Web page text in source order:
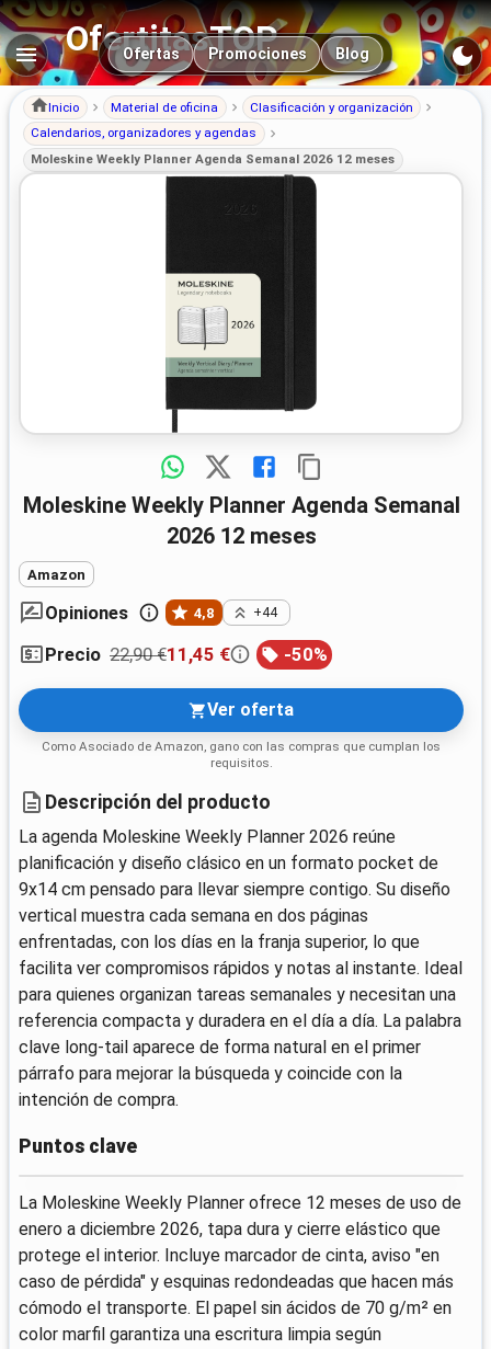
OfertitasTOP
Navegación principal
Ofertas Promociones Blog
Inicio Material de oficina
Clasificación y organización
Calendarios, organizadores y agendas
Moleskine Weekly Planner Agenda Semanal 2026 12 meses
Moleskine Weekly Planner Agenda Semanal
2026 12 meses
Amazon
Opiniones 4,8 +44
Precio 22,90 €11,45 € -50%
Ver oferta
Como Asociado de Amazon, gano con las compras que cumplan los
requisitos.
Descripción del producto
La agenda Moleskine Weekly Planner 2026 reúne
planificación y diseño clásico en un formato pocket de
9x14 cm pensado para llevar siempre contigo. Su diseño
vertical muestra cada semana en dos páginas
enfrentadas, con los días en la franja superior, lo que
facilita ver compromisos rápidos y notas al instante. Ideal
para quienes organizan tareas semanales y necesitan una
referencia compacta y duradera en el día a día. La palabra
clave long‑tail aparece de forma natural en el primer
párrafo para mejorar la búsqueda y coincide con la
intención de compra.
Puntos clave
La Moleskine Weekly Planner ofrece 12 meses de uso de
enero a diciembre 2026, tapa dura y cierre elástico que
protege el interior. Incluye marcador de cinta, aviso "en
caso de pérdida" y esquinas redondeadas que hacen más
cómodo el transporte. El papel sin ácidos de 70 g/m² en
color marfil garantiza una escritura limpia según